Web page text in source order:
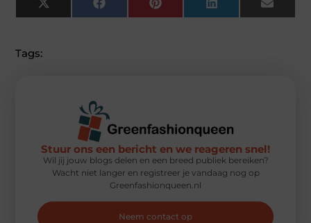
X
(Twitter)
FacebookPinterest LinkedIn Email
Tags:
Stuur ons een bericht en we reageren snel!
Wil jij jouw blogs delen en een breed publiek bereiken?
Wacht niet langer en registreer je vandaag nog op
Greenfashionqueen.nl
Neem contact op